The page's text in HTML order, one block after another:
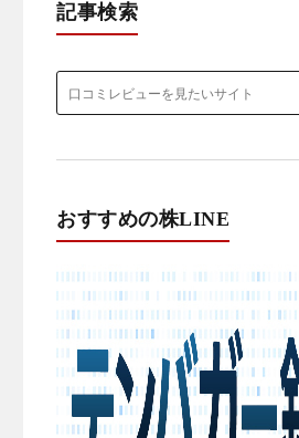
記事検索
おすすめの株LINE